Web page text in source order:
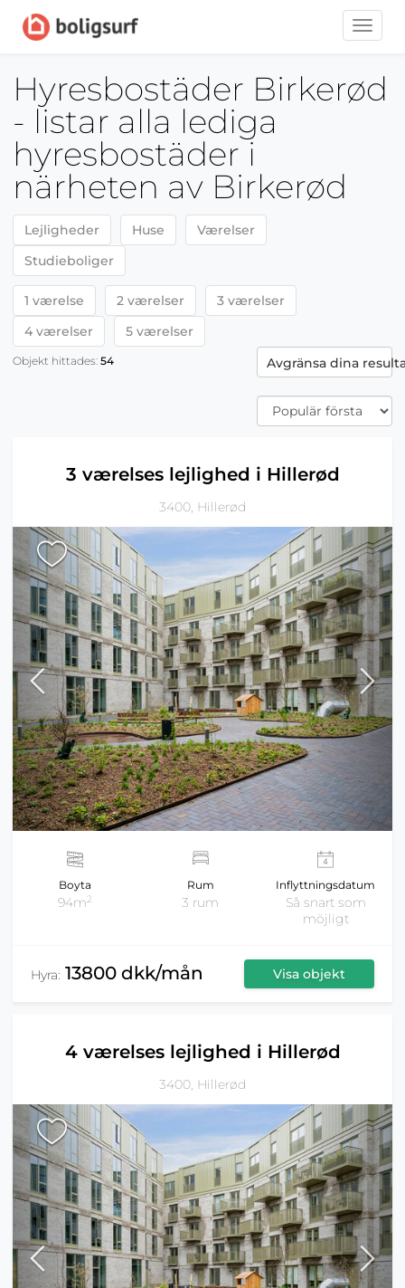
Toggle
Hyresbostäder Birkerød
- listar alla lediga
hyresbostäder i
närheten av Birkerød
Lejligheder Huse
Værelser
Studieboliger
1 værelse 2 værelser
3 værelser
4 værelser
5 værelser
Objekt hittades: 54 Avgränsa dina
3 værelses lejlighed i Hillerød
3400, Hillerød
Boyta
94m2
Rum
3 rum
Inflyttningsdatum
Så snart som
möjligt
Hyra: 13800 dkk/mån Visa objekt
4 værelses lejlighed i Hillerød
3400, Hillerød